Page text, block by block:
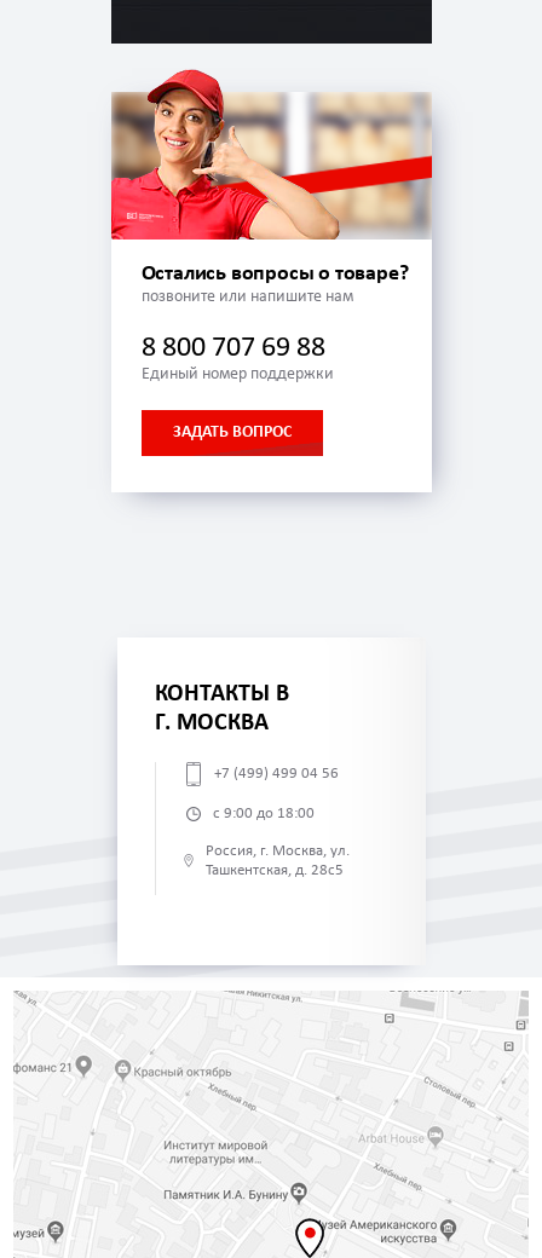
Остались вопросы о товаре?
позвоните или напишите нам
8 800 707 69 88
Единый номер поддержки
ЗАДАТЬ ВОПРОС
КОНТАКТЫ В
Г. МОСКВА
+7 (499) 499 04 56
с 9:00 до 18:00
Россия, г. Москва, ул.
Ташкентская, д. 28с5